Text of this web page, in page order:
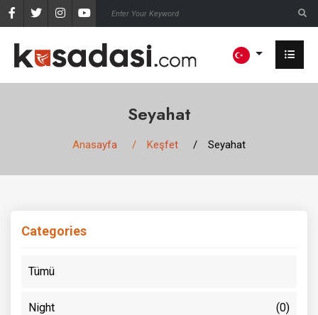
Seyahat
Anasayfa Keşfet Seyahat
Categories
Tümü
Night (0)